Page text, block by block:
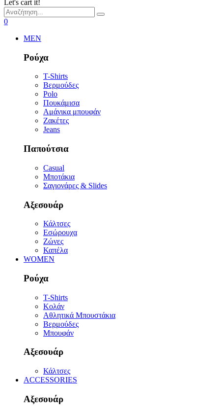
Let's cart it!
0
MEN
Ρούχα
T-Shirts
Βερμούδες
Polo
Πουκάμισα
Αμάνικα μπουφάν
Ζακέτες
Jeans
Παπούτσια
Casual
Μποτάκια
Σαγιονάρες & Slides
Αξεσουάρ
Κάλτσες
Εσώρουχα
Ζώνες
Καπέλα
WOMEN
Ρούχα
T-Shirts
Κολάν
Αθλητικά Μπουστάκια
Βερμούδες
Μπουφάν
Αξεσουάρ
Κάλτσες
ACCESSORIES
Αξεσουάρ